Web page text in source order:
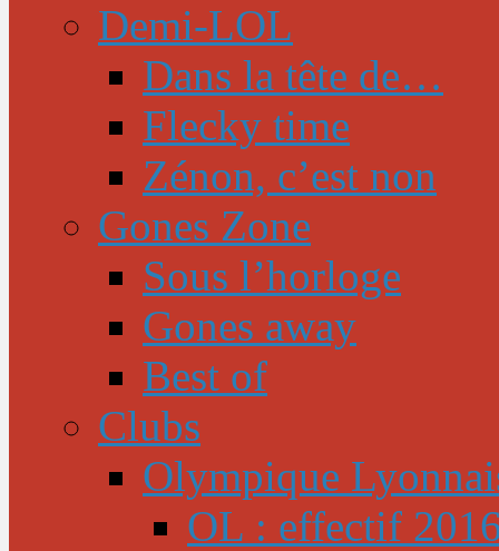
Demi-LOL
Dans la tête de…
Flecky time
Zénon, c’est non
Gones Zone
Sous l’horloge
Gones away
Best of
Clubs
Olympique
OL : effectif